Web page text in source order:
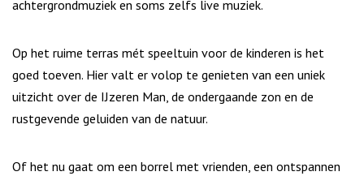
achtergrondmuziek en soms zelfs live muziek.
Op het ruime terras mét speeltuin voor de kinderen is het
goed toeven. Hier valt er volop te genieten van een uniek
uitzicht over de IJzeren Man, de ondergaande zon en de
rustgevende geluiden van de natuur.
Of het nu gaat om een borrel met vrienden, een ontspannen